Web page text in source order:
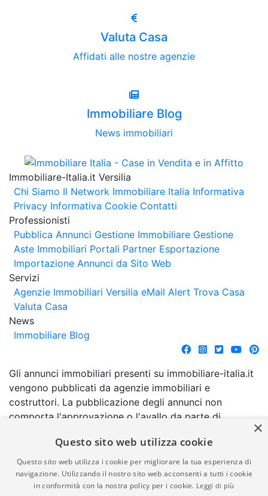
Valuta Casa
Affidati alle nostre agenzie
Immobiliare Blog
News immobiliari
Immobiliare-Italia.it Versilia
Chi Siamo Il Network Immobiliare Italia Informativa
Privacy Informativa Cookie Contatti
Professionisti
Pubblica Annunci Gestione Immobiliare Gestione
Aste Immobiliari Portali Partner Esportazione
Importazione Annunci da Sito Web
Servizi
Agenzie Immobiliari Versilia eMail Alert Trova Casa
Valuta Casa
News
Immobiliare Blog
Gli annunci immobiliari presenti su immobiliare-italia.it
vengono pubblicati da agenzie immobiliari e
costruttori. La pubblicazione degli annunci non
comporta l'approvazione o l'avallo da parte di
garanzia da parte di quest'ultima. immobiliare-italia.it
quindi non è responsabile della veridicità, della
correttezza, della completezza, della normativa in
materia di privacy e/o di alcun altro aspetto dei
×
Questo sito web utilizza cookie
Questo sito web utilizza i cookie per migliorare la tua esperienza di
navigazione. Utilizzando il nostro sito web acconsenti a tutti i cookie
in conformità con la nostra policy per i cookie. Leggi di più